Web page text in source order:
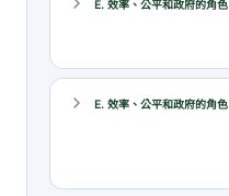
E. 效率、公平和政府的角色
E. 效率、公平和政府的角色